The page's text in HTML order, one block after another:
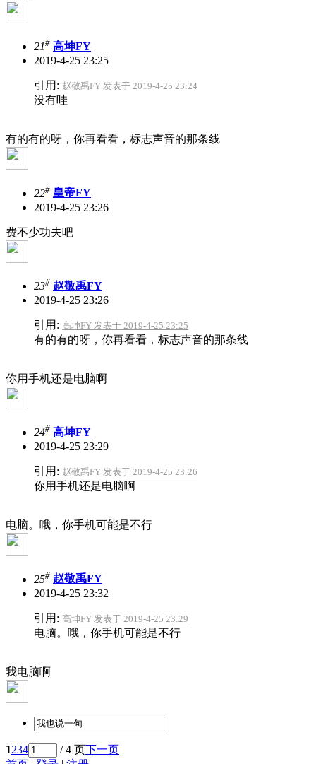
21# 高坤FY
2019-4-25 23:25
引用: 赵敬禹FY 发表于 2019-4-25 23:24
没有哇
有的有的呀，你再看看，标志声音的那条线
22# 皇帝FY
2019-4-25 23:26
费不少功夫吧
23# 赵敬禹FY
2019-4-25 23:26
引用: 高坤FY 发表于 2019-4-25 23:25
有的有的呀，你再看看，标志声音的那条线
你用手机还是电脑啊
24# 高坤FY
2019-4-25 23:29
引用: 赵敬禹FY 发表于 2019-4-25 23:26
你用手机还是电脑啊
电脑。哦，你手机可能是不行
25# 赵敬禹FY
2019-4-25 23:32
引用: 高坤FY 发表于 2019-4-25 23:29
电脑。哦，你手机可能是不行
我电脑啊
1234 / 4 页下一页